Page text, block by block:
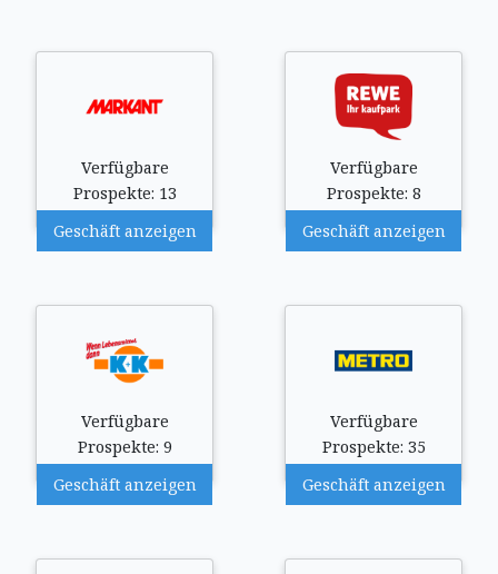
Verfügbare
Prospekte: 13
Geschäft anzeigen
Verfügbare
Prospekte: 8
Geschäft anzeigen
Verfügbare
Prospekte: 9
Geschäft anzeigen
Verfügbare
Prospekte: 35
Geschäft anzeigen